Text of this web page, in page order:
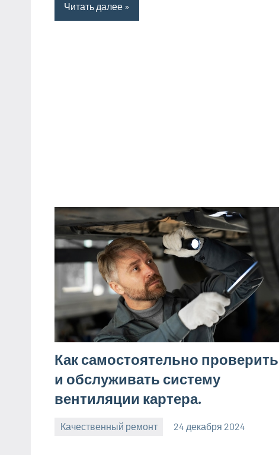
Читать далее
Как самостоятельно проверить
и обслуживать систему
вентиляции картера.
Качественный ремонт 24 декабря 2024